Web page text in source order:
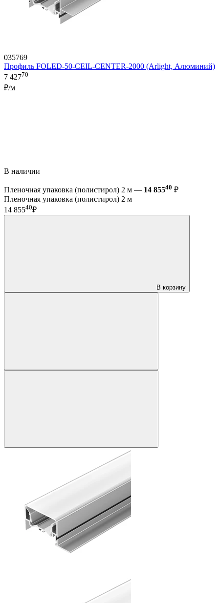
035769
Профиль FOLED-50-CEIL-CENTER-2000 (Arlight, Алюминий)
7 42770
₽/м
В наличии
Пленочная упаковка (полистирол) 2 м — 14 85540 ₽
Пленочная упаковка (полистирол) 2 м
14 85540₽
В корзину